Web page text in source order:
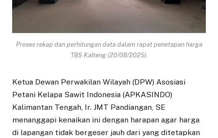
Proses rekap dan perhitungan data dalam rapat penetapan harga
TBS Kalteng (20/08/2025).
Ketua Dewan Perwakilan Wilayah (DPW) Asosiasi
Petani Kelapa Sawit Indonesia (APKASINDO)
Kalimantan Tengah, Ir. JMT Pandiangan, SE
menanggapi kenaikan ini dengan harapan agar harga
di lapangan tidak bergeser jauh dari yang ditetapkan